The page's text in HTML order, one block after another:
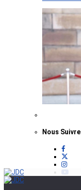
Nous Suivre